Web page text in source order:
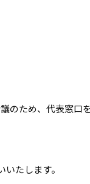
のため、代表窓口
たします。